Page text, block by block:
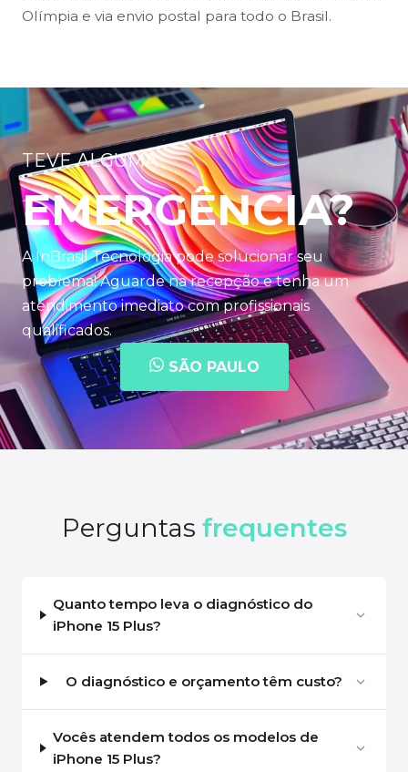
Olímpia e via envio postal para todo o Brasil.
TEVE ALGUMA
EMERGÊNCIA?
A InBrasil Tecnologia pode solucionar seu
problema! Aguarde na recepção e tenha um
atendimento imediato com profissionais
qualificados.
SÃO PAULO
Perguntas frequentes
Quanto tempo leva o diagnóstico do
iPhone 15 Plus?
O diagnóstico e orçamento têm custo?
Vocês atendem todos os modelos de
iPhone 15 Plus?